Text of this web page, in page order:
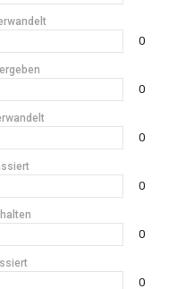
0
0
0
0
0
0